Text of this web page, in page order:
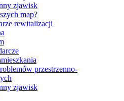
zjawisk
map?
rewitalizacji
przestrzenno-
zjawisk